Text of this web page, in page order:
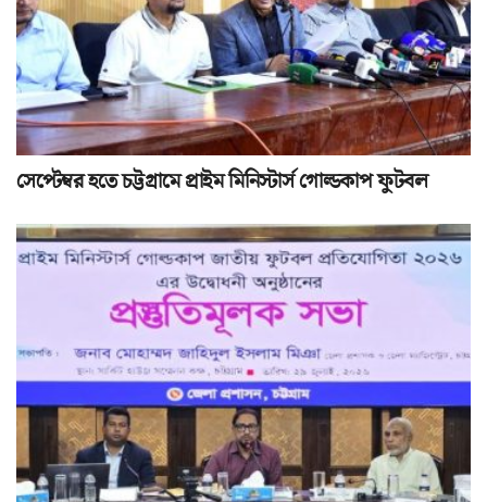
সেপ্টেম্বর হতে চট্টগ্রামে প্রাইম মিনিস্টার্স গোল্ডকাপ ফুটবল